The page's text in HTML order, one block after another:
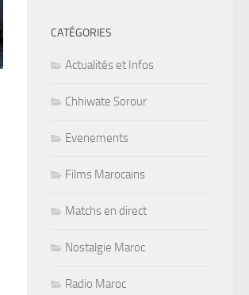
CATÉGORIES
Actualités et Infos
Chhiwate Sorour
Evenements
Films Marocains
Matchs en direct
Nostalgie Maroc
Radio Maroc